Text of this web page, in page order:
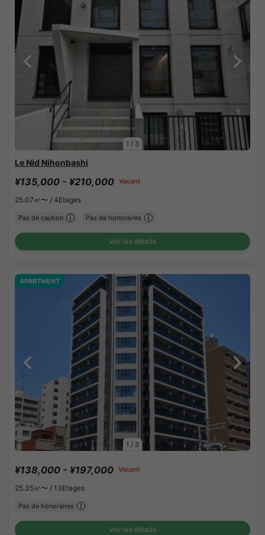
1 / 3
Le Nid Nihonbashi
¥135,000 - ¥210,000 Vacant
25.07㎡〜 / 4Etages
Pas de caution Pas de honoraires
Voir les détails
1 / 3
APARTMENT
¥138,000 - ¥197,000 Vacant
25.35㎡〜 / 13Etages
Pas de honoraires
Voir les détails